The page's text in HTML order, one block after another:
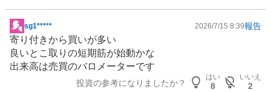
掲
示
板
記
sg1***** 2026/7/15 8:39報告
寄り付きから買いが多い
良いとこ取りの短期筋が始動かな
出来高は売買のバロメーターです
投資の参考になりましたか？
はい
8
いいえ
2